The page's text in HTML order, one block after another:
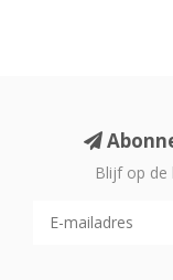
Blijf op